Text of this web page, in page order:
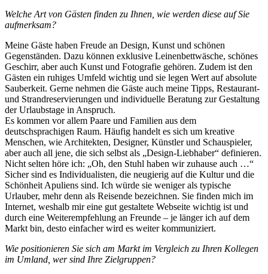
Welche Art von Gästen finden zu Ihnen, wie werden diese auf Sie
aufmerksam?
Meine Gäste haben Freude an Design, Kunst und schönen
Gegenständen. Dazu können exklusive Leinenbettwäsche, schönes
Geschirr, aber auch Kunst und Fotografie gehören. Zudem ist den
Gästen ein ruhiges Umfeld wichtig und sie legen Wert auf absolute
Sauberkeit. Gerne nehmen die Gäste auch meine Tipps, Restaurant-
und Strandreservierungen und individuelle Beratung zur Gestaltung
der Urlaubstage in Anspruch.
Es kommen vor allem Paare und Familien aus dem
deutschsprachigen Raum. Häufig handelt es sich um kreative
Menschen, wie Architekten, Designer, Künstler und Schauspieler,
aber auch all jene, die sich selbst als „Design-Liebhaber“ definieren.
Nicht selten höre ich: „Oh, den Stuhl haben wir zuhause auch …“
Sicher sind es Individualisten, die neugierig auf die Kultur und die
Schönheit Apuliens sind. Ich würde sie weniger als typische
Urlauber, mehr denn als Reisende bezeichnen. Sie finden mich im
Internet, weshalb mir eine gut gestaltete Webseite wichtig ist und
durch eine Weiterempfehlung an Freunde – je länger ich auf dem
Markt bin, desto einfacher wird es weiter kommuniziert.
Wie positionieren Sie sich am Markt im Vergleich zu Ihren Kollegen
im Umland, wer sind Ihre Zielgruppen?